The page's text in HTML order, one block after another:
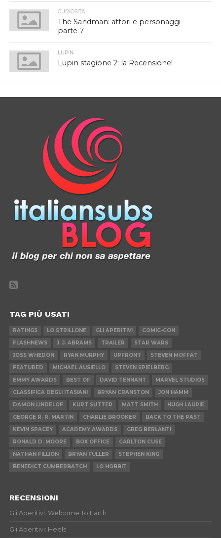
CURIOSITÀ
The Sandman: attori e personaggi –
parte 7
LUPIN
Lupin stagione 2: la Recensione!
TAG PIÙ USATI
RATINGS LO STRILLONE GLI APERITIVI
COMIC-CON
FLASHNEWS
J. J. ABRAMS TRAILER
STAR WARS
JOSS WHEDON
RYAN MURPHY UPFRONT
STEVEN MOFFAT
FEATURED
MICHAEL AUSIELLO
STEVEN SPIELBERG
EMMY AWARDS
BEST OF DAVID TENNANT
MARVEL STUDIOS
CLASSIFICA DEGLI ITASIANI
BRYAN CRANSTON
JON HAMM
DAMON LINDELOF
KURT SUTTER MATT SMITH
HUGH LAURIE
GEORGE R. R. MARTIN
CHARLIE BROOKER
BACK TO THE PAST
KEVIN SPACEY
ACADEMY AWARDS
GREG BERLANTI
RONALD D. MOORE
BOX OFFICE
CARLTON CUSE
NATHAN FILLION
BRYAN FULLER
STEPHEN KING
BENEDICT CUMBERBATCH
LO HOBBIT
RECENSIONI
Gli Aperitivi: Welcome To Earth
Gli Aperitivi: Heels